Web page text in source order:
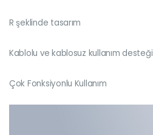
R şeklinde tasarım
Kablolu ve kablosuz kullanım desteği
Çok Fonksiyonlu Kullanım